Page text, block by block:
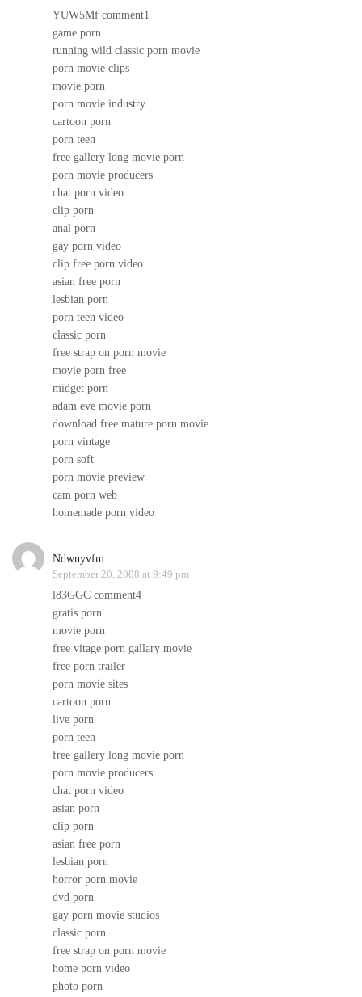
YUW5Mf comment1
game porn
running wild classic porn movie
porn movie clips
movie porn
porn movie industry
cartoon porn
porn teen
free gallery long movie porn
porn movie producers
chat porn video
clip porn
anal porn
gay porn video
clip free porn video
asian free porn
lesbian porn
porn teen video
classic porn
free strap on porn movie
movie porn free
midget porn
adam eve movie porn
download free mature porn movie
porn vintage
porn soft
porn movie preview
cam porn web
homemade porn video
Ndwnyvfm
September 20, 2008 at 9:49 pm
l83GGC comment4
gratis porn
movie porn
free vitage porn gallary movie
free porn trailer
porn movie sites
cartoon porn
live porn
porn teen
free gallery long movie porn
porn movie producers
chat porn video
asian porn
clip porn
asian free porn
lesbian porn
horror porn movie
dvd porn
gay porn movie studios
classic porn
free strap on porn movie
home porn video
photo porn